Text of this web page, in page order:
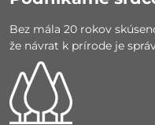
Bez mála 20 rokov
že návrat k prírode je